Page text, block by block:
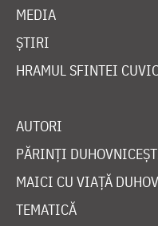
MEDIA
ȘTIRI
HRAMUL SFINTEI
AUTORI
PĂRINȚI
MAICI CU VIAȚĂ
TEMATICĂ